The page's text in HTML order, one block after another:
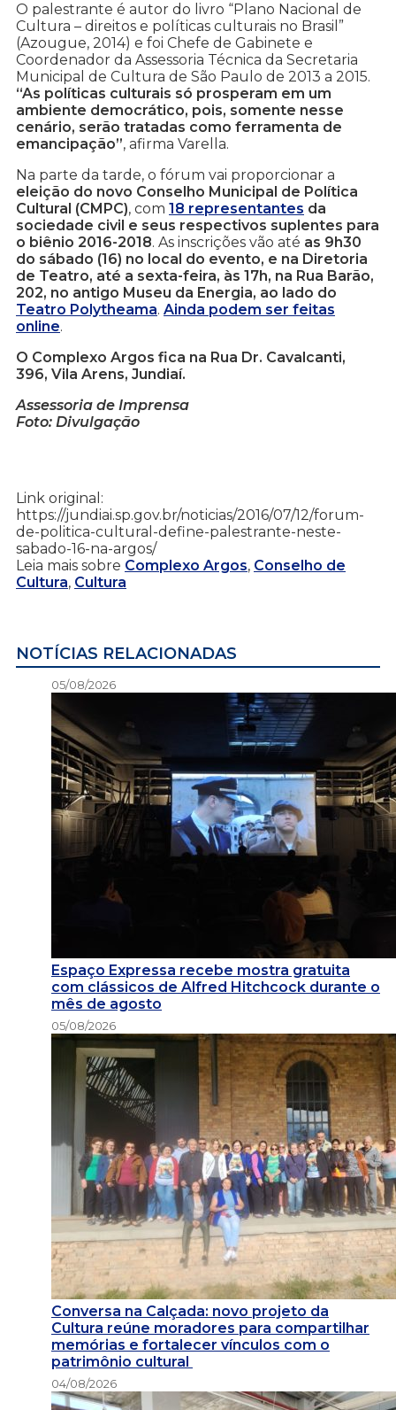
O palestrante é autor do livro “Plano Nacional de
Cultura – direitos e políticas culturais no Brasil”
(Azougue, 2014) e foi Chefe de Gabinete e
Coordenador da Assessoria Técnica da Secretaria
Municipal de Cultura de São Paulo de 2013 a 2015.
“As políticas culturais só prosperam em um
ambiente democrático, pois, somente nesse
cenário, serão tratadas como ferramenta de
emancipação”, afirma Varella.
Na parte da tarde, o fórum vai proporcionar a
eleição do novo Conselho Municipal de Política
Cultural (CMPC), com 18 representantes da
sociedade civil e seus respectivos suplentes para
o biênio 2016-2018. As inscrições vão até as 9h30
do sábado (16) no local do evento, e na Diretoria
de Teatro, até a sexta-feira, às 17h, na Rua Barão,
202, no antigo Museu da Energia, ao lado do
Teatro Polytheama. Ainda podem ser feitas
online.
O Complexo Argos fica na Rua Dr. Cavalcanti,
396, Vila Arens, Jundiaí.
Assessoria de Imprensa
Foto: Divulgação
Link original:
https://jundiai.sp.gov.br/noticias/2016/07/12/forum-
de-politica-cultural-define-palestrante-neste-
sabado-16-na-argos/
Leia mais sobre Complexo Argos, Conselho de
Cultura, Cultura
NOTÍCIAS RELACIONADAS
05/08/2026
Espaço Expressa recebe mostra gratuita
com clássicos de Alfred Hitchcock durante o
mês de agosto
05/08/2026
Conversa na Calçada: novo projeto da
Cultura reúne moradores para compartilhar
memórias e fortalecer vínculos com o
patrimônio cultural
04/08/2026